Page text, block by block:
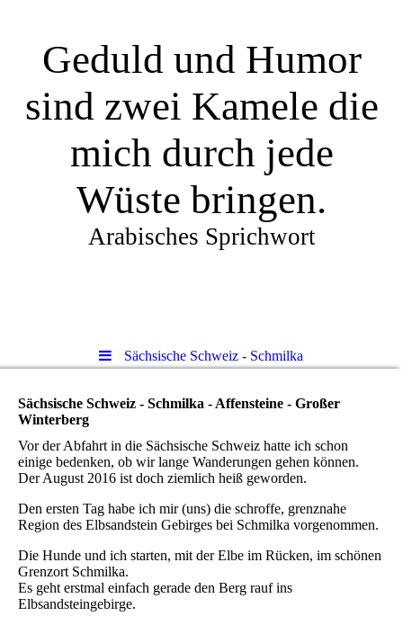
Geduld und Humor
sind zwei Kamele die
mich durch jede
Wüste bringen.
Arabisches Sprichwort
Sächsische Schweiz - Schmilka
Sächsische Schweiz - Schmilka - Affensteine - Großer
Winterberg
Vor der Abfahrt in die Sächsische Schweiz hatte ich schon
einige bedenken, ob wir lange Wanderungen gehen können.
Der August 2016 ist doch ziemlich heiß geworden.
Den ersten Tag habe ich mir (uns) die schroffe, grenznahe
Region des Elbsandstein Gebirges bei Schmilka vorgenommen.
Die Hunde und ich starten, mit der Elbe im Rücken, im schönen
Grenzort Schmilka.
Es geht erstmal einfach gerade den Berg rauf ins
Elbsandsteingebirge.